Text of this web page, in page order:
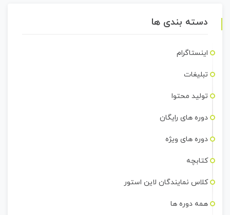
دسته بندی ها
اینستاگرام
تبلیغات
تولید محتوا
دوره های رایگان
دوره های ویژه
کتابچه
کلاس نمایندگان لاین استور
همه دوره ها